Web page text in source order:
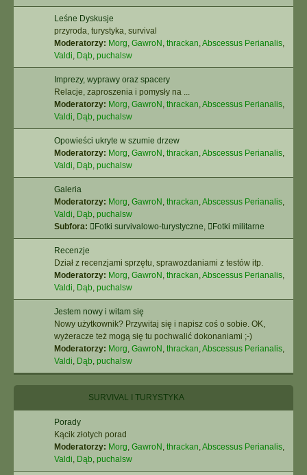
Leśne Dyskusje
przyroda, turystyka, survival
Moderatorzy: Morg, GawroN , thrackan,Abscessus Perianalis,
Valdi, Dąb, puchalsw
Imprezy, wyprawy oraz spacery
Relacje, zaproszenia i pomysły na ...
Moderatorzy: Morg, GawroN , thrackan,Abscessus Perianalis,
Valdi, Dąb, puchalsw
Opowieści ukryte w szumie drzew
Moderatorzy: Morg, GawroN , thrackan,Abscessus Perianalis,
Valdi, Dąb, puchalsw
Galeria
Moderatorzy: Morg, GawroN , thrackan,Abscessus Perianalis,
Valdi, Dąb, puchalsw
Subfora:
Fotki survivalowo-turystyczne, Fotki militarne
Recenzje
Dział z recenzjami sprzętu, sprawozdaniami z testów itp.
Moderatorzy: Morg, GawroN , thrackan,Abscessus Perianalis,
Valdi, Dąb, puchalsw
Jestem nowy i witam się
Nowy użytkownik? Przywitaj się i napisz coś o sobie. OK,
wyżeracze też mogą się tu pochwalić dokonaniami ;-)
Moderatorzy: Morg, GawroN , thrackan,Abscessus Perianalis,
Valdi, Dąb, puchalsw
SURVIVAL I TURYSTYKA
Porady
Kącik złotych porad
Moderatorzy: Morg, GawroN , thrackan,Abscessus Perianalis,
Valdi, Dąb, puchalsw